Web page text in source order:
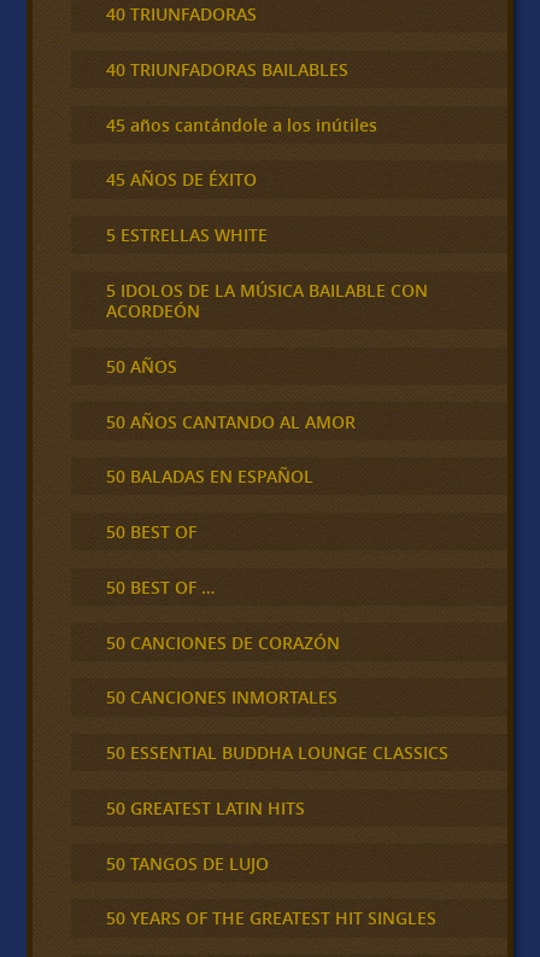
40 TRIUNFADORAS
40 TRIUNFADORAS BAILABLES
45 años cantándole a los inútiles
45 AÑOS DE ÉXITO
5 ESTRELLAS WHITE
5 IDOLOS DE LA MÚSICA BAILABLE CON
ACORDEÓN
50 AÑOS
50 AÑOS CANTANDO AL AMOR
50 BALADAS EN ESPAÑOL
50 BEST OF
50 BEST OF …
50 CANCIONES DE CORAZÓN
50 CANCIONES INMORTALES
50 ESSENTIAL BUDDHA LOUNGE CLASSICS
50 GREATEST LATIN HITS
50 TANGOS DE LUJO
50 YEARS OF THE GREATEST HIT SINGLES